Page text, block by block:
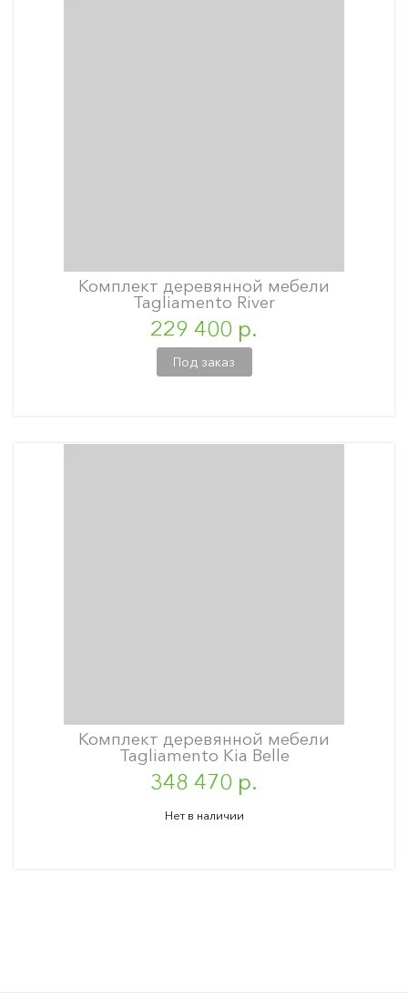
Комплект деревянной мебели
Tagliamento River
229 400 р.
Под заказ
Комплект деревянной мебели
Tagliamento Kia Belle
348 470 р.
Нет в наличии